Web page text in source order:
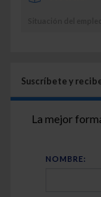
Suscríbete y
La mejor
NOMBRE: